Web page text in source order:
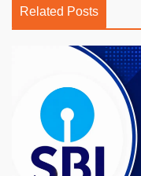
Related Posts